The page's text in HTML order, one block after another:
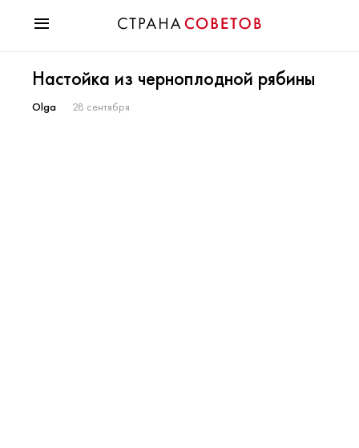
Мода
Звезды
Настойка из черноплодной рябины
Olga 28 сентября